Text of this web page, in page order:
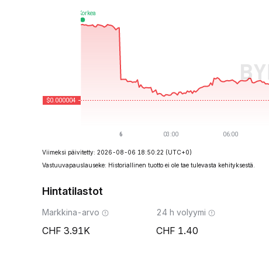
Viimeksi päivitetty: 2026-08-06 18:50:22 (UTC+0)
Vastuuvapauslauseke: Historiallinen tuotto ei ole tae tulevasta kehityksestä.
Hintatilastot
Markkina-arvo
3.91K
24 h volyymi
1.40